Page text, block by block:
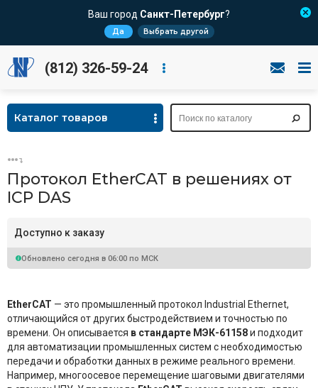
Ваш город Санкт-Петербург?
Да Выбрать другой
(812) 326-59-24
Каталог товаров
Протокол EtherCAT в решениях от
ICP DAS
EtherCAT — это промышленный протокол Industrial Ethernet,
отличающийся от других быстродействием и точностью по
времени. Он описывается в стандарте МЭК-61158и подходит
для автоматизации промышленных систем с необходимостью
передачи и обработки данных в режиме реального времени.
Например, многоосевое перемещение шаговыми двигателями
Доступно к заказу
Обновлено сегодня в 06:00 по МСК